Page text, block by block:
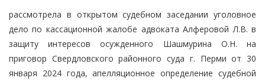
рассмотрела в открытом судебном заседании уголовное
дело по кассационной жалобе адвоката Алферовой Л.В. в
защиту интересов осужденного Шашмурина О.Н. на
приговор Свердловского районного суда г. Перми от 30
января 2024 года, апелляционное определение судебной